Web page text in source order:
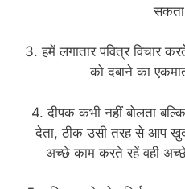
3. हमें लगातार पवित्र विचार
को दबाने का
4. दीपक कभी नहीं बोलता
देता, ठीक उसी तरह से आप
अच्छे काम करते रहें वही